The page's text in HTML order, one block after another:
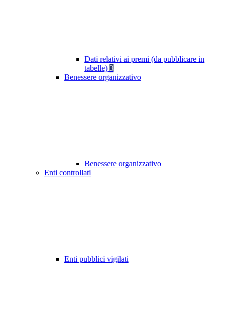
Dati relativi ai premi (da pubblicare in
tabelle) 3
Benessere organizzativo
Benessere organizzativo
Enti controllati
Enti pubblici vigilati